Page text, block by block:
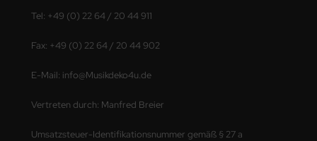
Tel: +49 (0) 22 64 / 20 44 911
Fax: +49 (0) 22 64 / 20 44 902
E-Mail: info@Musikdeko4u.de
Vertreten durch: Manfred Breier
Umsatzsteuer-Identifikationsnummer gemäß § 27 a